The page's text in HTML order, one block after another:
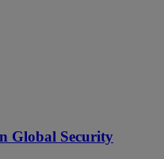
Global Security